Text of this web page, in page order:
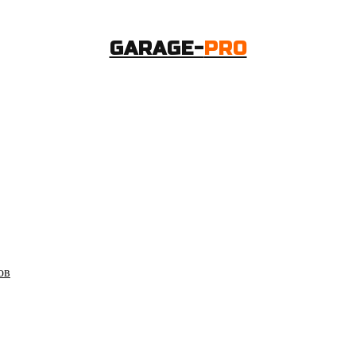
GARAGE-PRO